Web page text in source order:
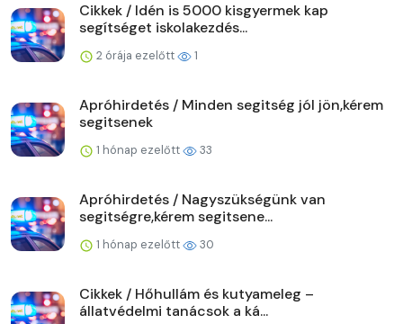
Cikkek / Idén is 5000 kisgyermek kap
segítséget iskolakezdés...
2 órája ezelőtt 1
Apróhirdetés / Minden segitség jól jön,kérem
segitsenek
1 hónap ezelőtt 33
Apróhirdetés / Nagyszükségünk van
segitségre,kérem segitsene...
1 hónap ezelőtt 30
Cikkek / Hőhullám és kutyameleg –
állatvédelmi tanácsok a ká...